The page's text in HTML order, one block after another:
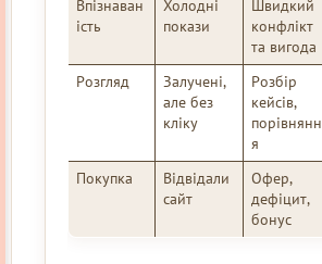
Впізнаван
ість
Холодні
покази
Швидкий
конфлікт
та вигода
Розгляд
Залучені,
але без
кліку
Розбір
кейсів,
порівнянн
я
Покупка
Відвідали
сайт
Офер,
дефіцит,
бонус